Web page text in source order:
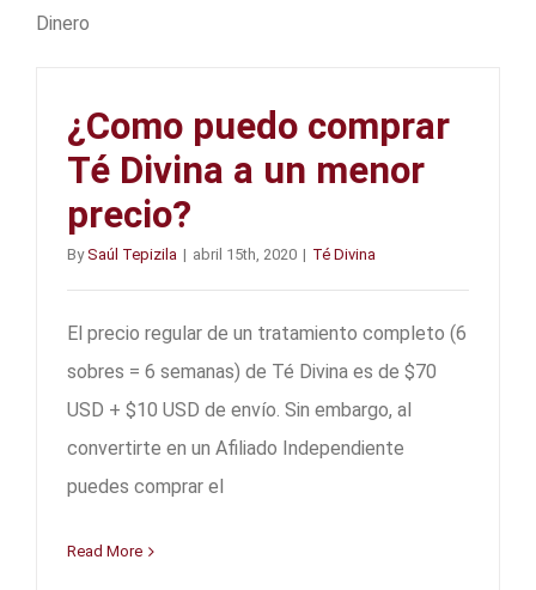
Dinero
¿Como puedo comprar
Té Divina a un menor
precio?
BySaúl Tepizila | abril 15th, 2020 | Té Divina
El precio regular de un tratamiento completo (6
sobres = 6 semanas) de Té Divina es de $70
USD + $10 USD de envío. Sin embargo, al
convertirte en un Afiliado Independiente
puedes comprar el
Read More